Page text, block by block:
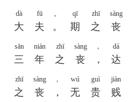
dà
大
fū
夫
。
。
qī
期
zhī
之
sàng
丧
sān
三
nián
年
zhī
之
sàng
丧
，
，
dá
达
zhī
之
sàng
丧
，
，
wú
无
guì
贵
jiàn
贱